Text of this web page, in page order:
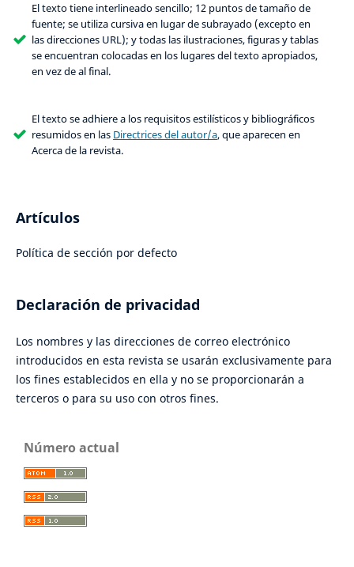
El texto tiene interlineado sencillo; 12 puntos de tamaño de
fuente; se utiliza cursiva en lugar de subrayado (excepto en
las direcciones URL); y todas las ilustraciones, figuras y tablas
se encuentran colocadas en los lugares del texto apropiados,
en vez de al final.
El texto se adhiere a los requisitos estilísticos y bibliográficos
resumidos en las Directrices del autor/a, que aparecen en
Acerca de la revista.
Artículos
Política de sección por defecto
Declaración de privacidad
Los nombres y las direcciones de correo electrónico
introducidos en esta revista se usarán exclusivamente para
los fines establecidos en ella y no se proporcionarán a
terceros o para su uso con otros fines.
Número actual